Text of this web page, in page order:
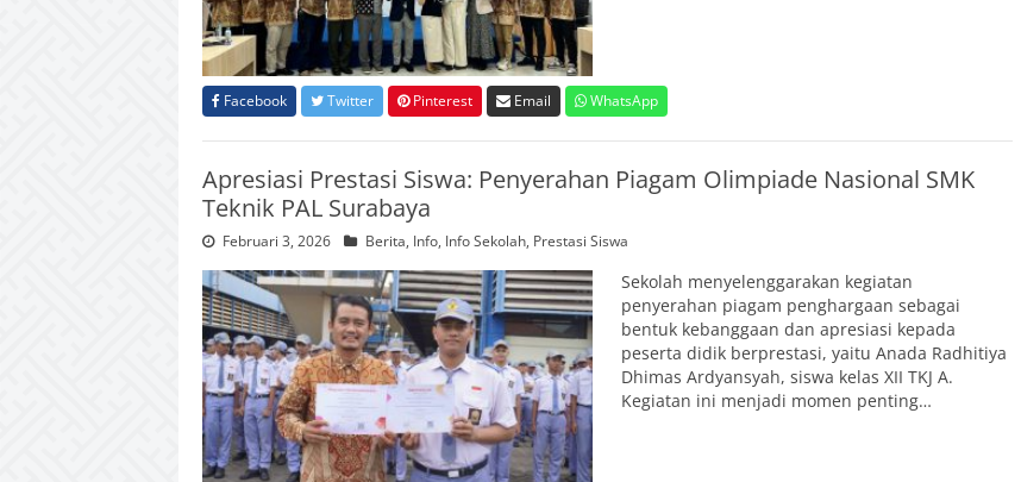
Facebook Twitter Pinterest Email WhatsApp
Apresiasi Prestasi Siswa: Penyerahan Piagam Olimpiade Nasional SMK
Teknik PAL Surabaya
Februari 3, 2026 Berita, Info, Info Sekolah, Prestasi Siswa
Sekolah menyelenggarakan kegiatan
penyerahan piagam penghargaan sebagai
bentuk kebanggaan dan apresiasi kepada
peserta didik berprestasi, yaitu Anada Radhitiya
Dhimas Ardyansyah, siswa kelas XII TKJ A.
Kegiatan ini menjadi momen penting…